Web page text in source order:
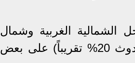
الغربية وشمال
الوجه البحري، قد تكون متوسطة ورعدية أحياناً (بنسبة حدوث 20% تقريباً) على بعض